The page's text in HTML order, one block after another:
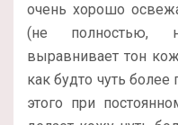
очень хорошо
(не полностью,
выравнивает тон
как будто чуть
этого при